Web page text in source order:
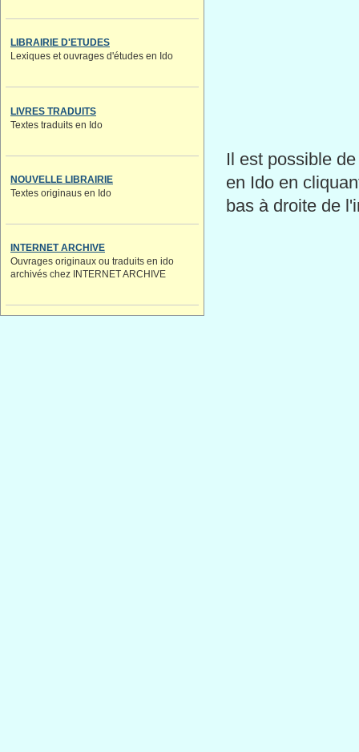
LIBRAIRIE D'ETUDES
Lexiques et ouvrages d'études en Ido
LIVRES TRADUITS
Textes traduits en Ido
NOUVELLE LIBRAIRIE
Textes originaus en Ido
INTERNET ARCHIVE
Ouvrages originaux ou traduits en ido
archivés chez INTERNET ARCHIVE
Il est possible
en Ido en
bas à droite de